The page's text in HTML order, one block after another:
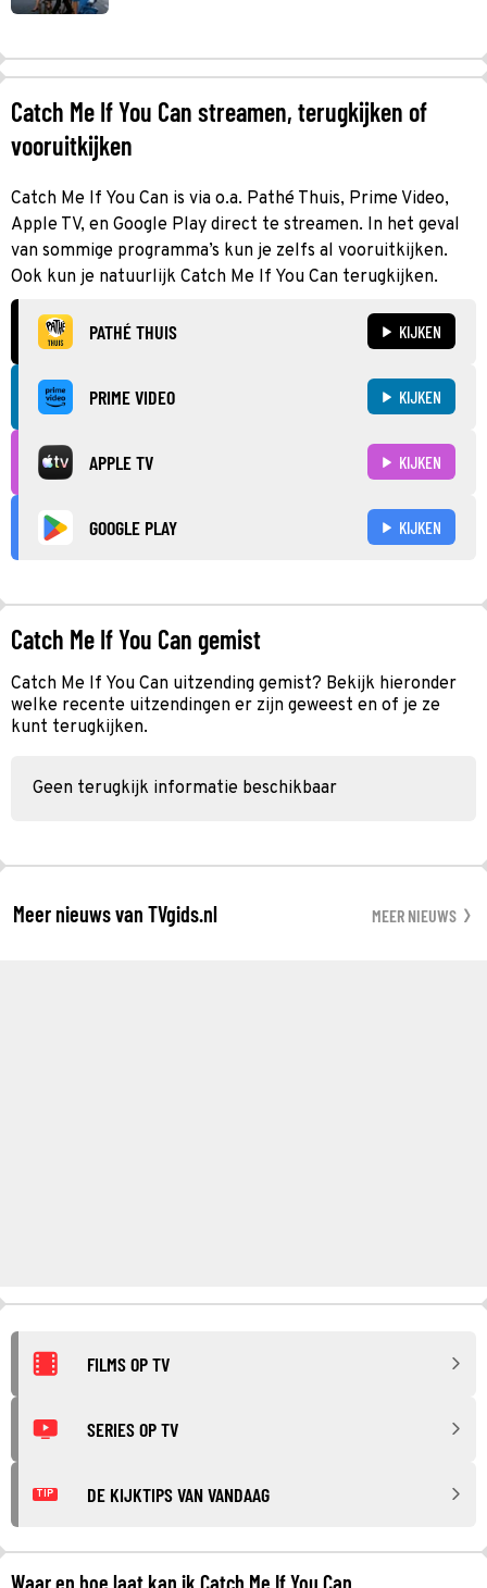
Catch Me If You Can streamen, terugkijken of
vooruitkijken
Catch Me If You Can is via o.a. Pathé Thuis, Prime Video,
Apple TV, en Google Play direct te streamen. In het geval
van sommige programma’s kun je zelfs al vooruitkijken.
Ook kun je natuurlijk Catch Me If You Can terugkijken.
PATHÉ THUIS KIJKEN
PRIME VIDEO KIJKEN
APPLE TV KIJKEN
GOOGLE PLAY KIJKEN
Catch Me If You Can gemist
Catch Me If You Can uitzending gemist? Bekijk hieronder
welke recente uitzendingen er zijn geweest en of je ze
kunt terugkijken.
Geen terugkijk informatie beschikbaar
Meer nieuws van TVgids.nl MEER NIEUWS
FILMS OP TV
SERIES OP TV
TIP DE KIJKTIPS VAN VANDAAG
Waar en hoe laat kan ik Catch Me If You Can